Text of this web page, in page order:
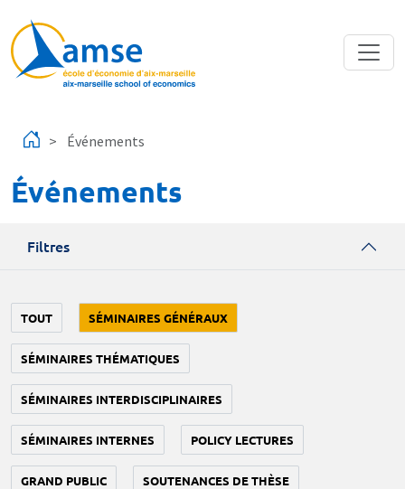
Événements
Événements
Filtres
TOUT SÉMINAIRES GÉNÉRAUX
SÉMINAIRES THÉMATIQUES
SÉMINAIRES INTERDISCIPLINAIRES
SÉMINAIRES INTERNES POLICY LECTURES
GRAND PUBLIC SOUTENANCES DE THÈSE